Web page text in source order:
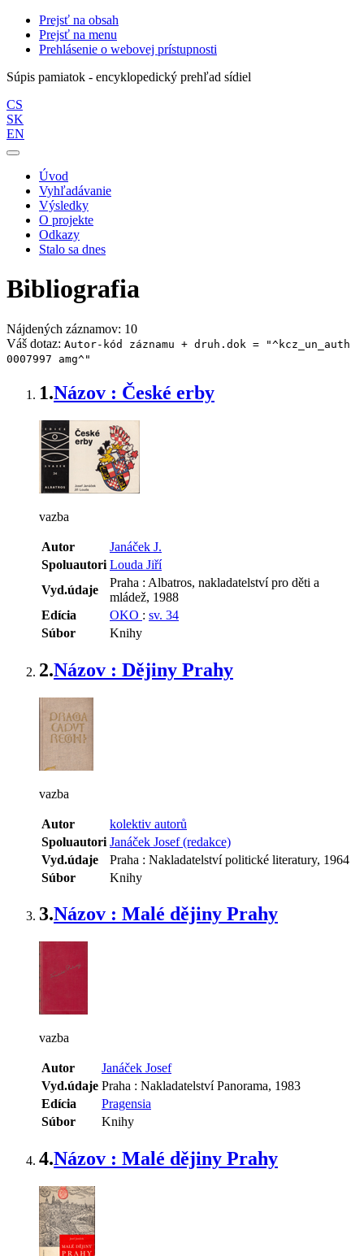
Prejsť na obsah
Prejsť na menu
Prehlásenie o webovej prístupnosti
Súpis pamiatok - encyklopedický prehľad sídiel
CS
SK
EN
Úvod
Vyhľadávanie
Výsledky
O projekte
Odkazy
Stalo sa dnes
Bibliografia
Nájdených záznamov: 10
Váš dotaz: Autor-kód záznamu + druh.dok = "^kcz_un_auth
0007997 amg^"
1.Názov : České erby
vazba
Autor
Janáček J.
Spoluautori Louda Jiří
Vyd.údaje
Praha : Albatros, nakladatelství pro děti a
mládež, 1988
Edícia
OKO : sv. 34
Súbor
Knihy
2.Názov : Dějiny Prahy
vazba
Autor
kolektiv autorů
Spoluautori Janáček Josef (redakce)
Vyd.údaje
Praha : Nakladatelství politické literatury, 1964
Súbor
Knihy
3.Názov : Malé dějiny Prahy
vazba
Autor
Janáček Josef
Vyd.údaje Praha : Nakladatelství Panorama, 1983
Edícia
Pragensia
Súbor
Knihy
4.Názov : Malé dějiny Prahy